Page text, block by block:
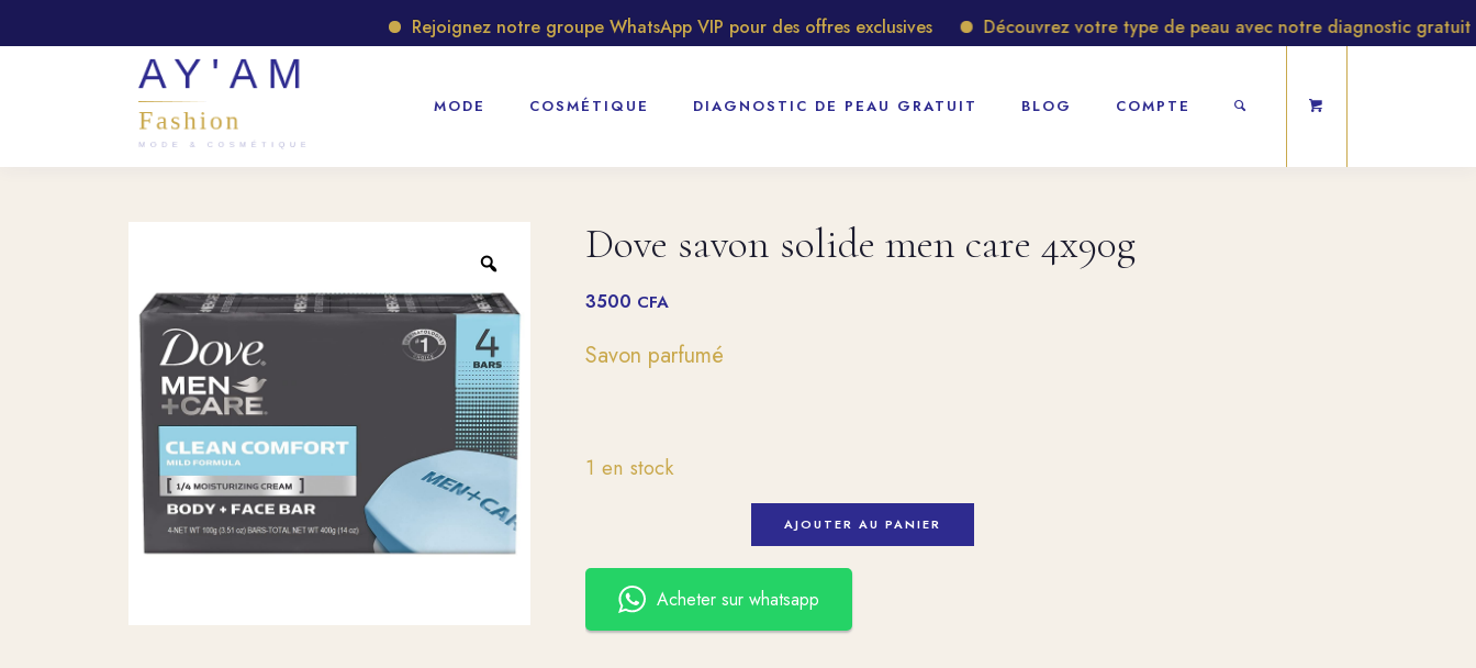
Rejoignez notre groupe WhatsApp VIP pour des offres exclusives Découvrez votre type de peau avec notre diagnostic gratuit
MODE COSMÉTIQUE DIAGNOSTIC DE PEAU GRATUIT BLOG COMPTE
Dove savon solide men care 4x90g
3500 CFA
Savon parfumé
1 en stock
AJOUTER AU PANIER
Acheter sur whatsapp